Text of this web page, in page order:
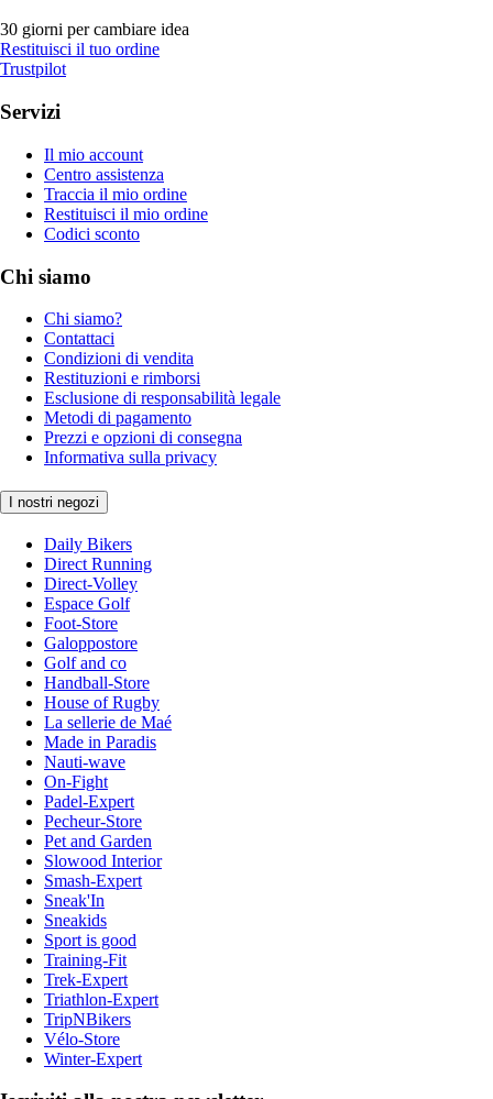
30 giorni per cambiare idea
Restituisci il tuo ordine
Trustpilot
Servizi
Il mio account
Centro assistenza
Traccia il mio ordine
Restituisci il mio ordine
Codici sconto
Chi siamo
Chi siamo?
Contattaci
Condizioni di vendita
Restituzioni e rimborsi
Esclusione di responsabilità legale
Metodi di pagamento
Prezzi e opzioni di consegna
Informativa sulla privacy
I nostri negozi
Daily Bikers
Direct Running
Direct-Volley
Espace Golf
Foot-Store
Galoppostore
Golf and co
Handball-Store
House of Rugby
La sellerie de Maé
Made in Paradis
Nauti-wave
On-Fight
Padel-Expert
Pecheur-Store
Pet and Garden
Slowood Interior
Smash-Expert
Sneak'In
Sneakids
Sport is good
Training-Fit
Trek-Expert
Triathlon-Expert
TripNBikers
Vélo-Store
Winter-Expert